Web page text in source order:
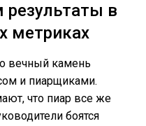
в
метриках
вечный камень
и пиарщиками.
что пиар все же
боятся